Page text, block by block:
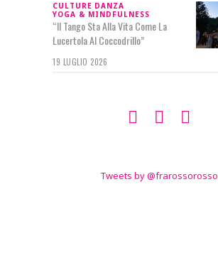
CULTURE DANZA
YOGA & MINDFULNESS
“Il Tango Sta Alla Vita Come La
Lucertola Al Coccodrillo”
19 LUGLIO 2026
Tweets by @frarossorosso